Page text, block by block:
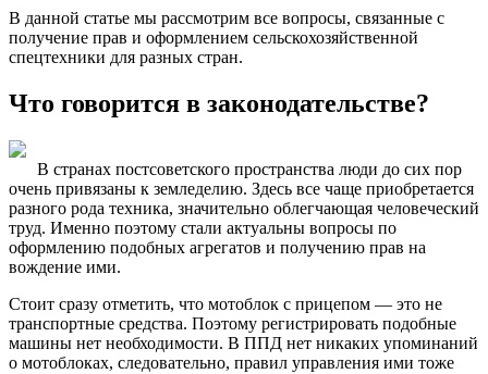
В данной статье мы рассмотрим все вопросы, связанные с
получение прав и оформлением сельскохозяйственной
спецтехники для разных стран.
Что говорится в законодательстве?
В странах постсоветского пространства люди до сих пор
очень привязаны к земледелию. Здесь все чаще приобретается
разного рода техника, значительно облегчающая человеческий
труд. Именно поэтому стали актуальны вопросы по
оформлению подобных агрегатов и получению прав на
вождение ими.
Стоит сразу отметить, что мотоблок с прицепом — это не
транспортные средства. Поэтому регистрировать подобные
машины нет необходимости. В ППД нет никаких упоминаний
о мотоблоках, следовательно, правил управления ими тоже